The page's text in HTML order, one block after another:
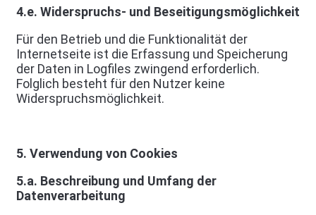
4.e. Widerspruchs- und Beseitigungsmöglichkeit
Für den Betrieb und die Funktionalität der
Internetseite ist die Erfassung und Speicherung
der Daten in Logfiles zwingend erforderlich.
Folglich besteht für den Nutzer keine
Widerspruchsmöglichkeit.
5. Verwendung von Cookies
5.a. Beschreibung und Umfang der
Datenverarbeitung